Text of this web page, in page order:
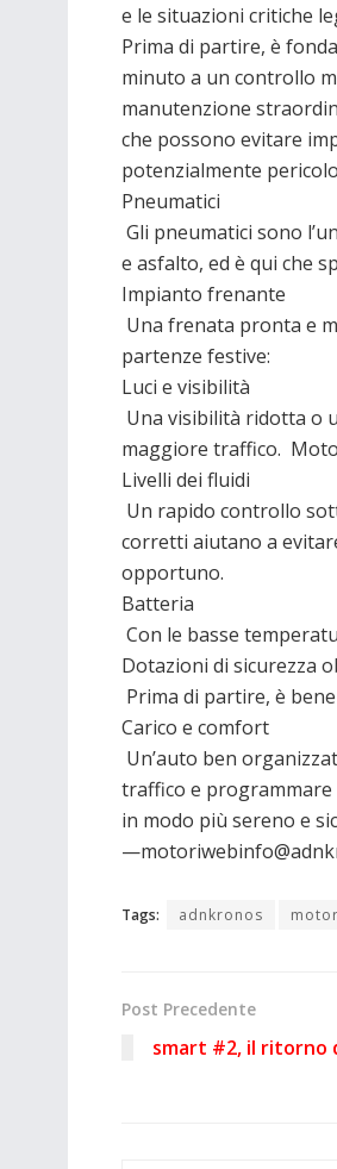
e le situazioni critiche
Prima di partire, è
minuto a un controllo
manutenzione
che possono evitare
potenzialmente
Pneumatici
Gli pneumatici sono
e asfalto, ed è qui che
Impianto frenante
Una frenata pronta e
partenze festive:
Luci e visibilità
Una visibilità ridotta o
maggiore traffico.
Livelli dei fluidi
Un rapido controllo
corretti aiutano a
opportuno.
Batteria
Con le basse
Dotazioni di sicurezza
Prima di partire, è
Carico e comfort
Un’auto ben
traffico e
in modo più sereno e
Tags: adnkronos
Post Precedente
smart #2, il